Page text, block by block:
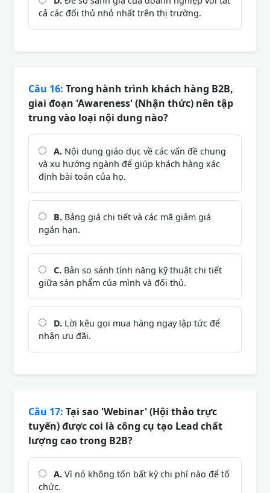
cả các đối thủ nhỏ nhất trên thị trường.
Câu 16: Trong hành trình khách hàng B2B,
giai đoạn 'Awareness' (Nhận thức) nên tập
trung vào loại nội dung nào?
A. Nội dung giáo dục về các vấn đề chung
và xu hướng ngành để giúp khách hàng xác
định bài toán của họ.
B. Bảng giá chi tiết và các mã giảm giá
ngắn hạn.
C. Bản so sánh tính năng kỹ thuật chi tiết
giữa sản phẩm của mình và đối thủ.
D. Lời kêu gọi mua hàng ngay lập tức để
nhận ưu đãi.
Câu 17: Tại sao 'Webinar' (Hội thảo trực
tuyến) được coi là công cụ tạo Lead chất
lượng cao trong B2B?
A. Vì nó không tốn bất kỳ chi phí nào để tổ
chức.